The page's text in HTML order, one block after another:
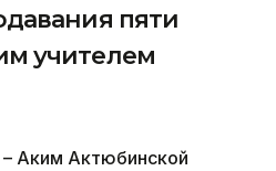
пяти
учителем
Актюбинской